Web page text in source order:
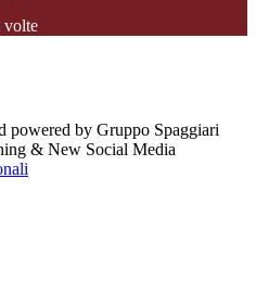
volte
powered by Gruppo Spaggiari
& New Social Media